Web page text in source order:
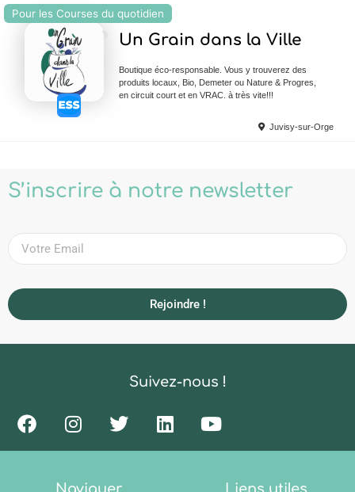
Pour les Courses du quotidien
Un Grain dans la Ville
Boutique éco-responsable. Vous y trouverez des
produits locaux, Bio, Demeter ou Nature & Progres,
en circuit court et en VRAC. à très vite!!!
Juvisy-sur-Orge
S’inscrire à notre newsletter
Rejoindre !
Suivez-nous !